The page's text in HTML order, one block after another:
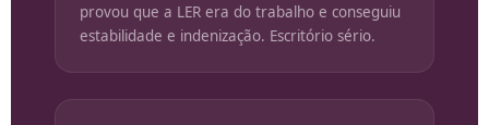
provou que a LER era do trabalho e conseguiu
estabilidade e indenização. Escritório sério.